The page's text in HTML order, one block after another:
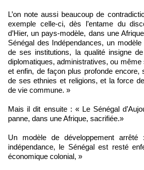
L’on note aussi beaucoup de
exemple celle-ci, dès l’entame du
d’Hier, un pays-modèle, dans une
Sénégal des Indépendances, un
de ses institutions, la qualité insigne
diplomatiques, administratives, ou même
et enfin, de façon plus profonde encore,
de ses ethnies et religions, et la force
de vie commune. »
Mais il dit ensuite : « Le Sénégal
panne, dans une Afrique, sacrifiée.»
Un modèle de développement
indépendance, le Sénégal est resté
économique colonial, »